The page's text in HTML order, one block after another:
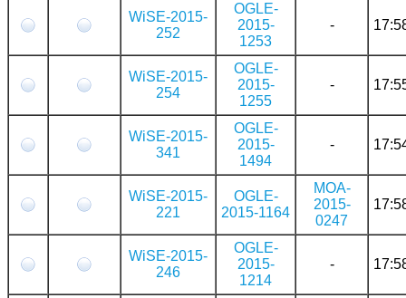
WiSE-2015-
252
OGLE-
2015-
1253
-
WiSE-2015-
254
OGLE-
2015-
1255
-
WiSE-2015-
341
OGLE-
2015-
1494
-
WiSE-2015-
221
OGLE-
2015-1164
MOA-
2015-
0247
WiSE-2015-
246
OGLE-
2015-
1214
-